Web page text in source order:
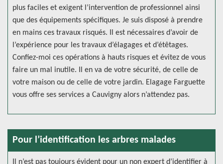
plus faciles et exigent l’intervention de professionnel ainsi
que des équipements spécifiques. Je suis disposé à prendre
en mains ces travaux risqués. Il est nécessaires d’avoir de
l’expérience pour les travaux d’élagages et d’étêtages.
Confiez-moi ces opérations à hauts risques et évitez de vous
faire un mal inutile. Il en va de votre sécurité, de celle de
votre maison ou de celle de votre jardin. Elagage Farguette
vous offre ses services a Cauvigny alors n’attendez pas.
Pour l’identification les arbres malades
Il n’est pas toujours évident pour un non expert d’identifier à